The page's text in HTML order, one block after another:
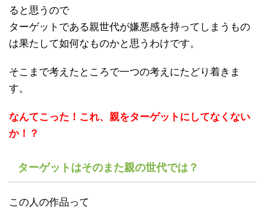
ると思うので
ターゲットである親世代が嫌悪感を持ってしまうもの
は果たして如何なものかと思うわけです。
そこまで考えたところで一つの考えにたどり着きま
す。
なんてこった！これ、親をターゲットにしてなくない
か！？
ターゲットはそのまた親の世代では？
この人の作品って